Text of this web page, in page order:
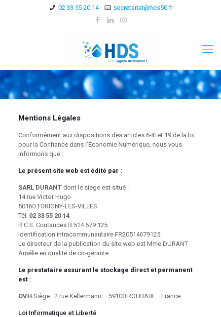
02 33 55 20 14 secretariat@hds50.fr
Mentions Légales
Conformément aux dispositions des articles 6-III et 19 de la loi
pour la Confiance dans l’Économie Numérique, nous vous
informons que :
Le présent site web est édité par :
SARL DURANT dont le siège est situé :
14 rue Victor Hugo
50160 TORIGNY-LES-VILLES
Tél. 02 33 55 20 14
R.C.S. Coutances B 514 679 125
Identification intracommunautaire FR20514679125
Le directeur de la publication du site web est Mme DURANT
Amélie en qualité de co-gérante.
Le prestataire assurant le stockage direct et permanent
est :
OVH Siège : 2 rue Kellermann – 59100 ROUBAIX – France
Loi Informatique et Liberté